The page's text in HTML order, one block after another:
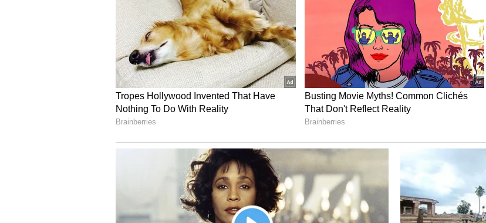
ದೆಹಲಿ ಮುಖ್ಯಮಂತ್ರಿ ವಿರುದ್ಧ ರಾಜೀವ್‌ ಚಂದ್ರಶೇಖರ್‌ ಆಕ್ರೋಶ
ಇನ್ನೊಂದೆಡೆ, ಈ ವಿಡಿಯೋವನ್ನು ಟ್ವೀಟ್‌ ಮಾಡಿಕೊಂಡಿರುವ ಕೇಂದ್ರ ಸಚಿವರಾದ ರಾಜೀವ್‌ ಚಂದ್ರಶೇಖರ್‌,
ರಾಜಕೀಯದಲ್ಲಿ ಪ್ರಾಮಾಣಿಕತೆಯ ಬಗ್ಗೆ ಮಾತನಾಡುವ ರಾಜಕಾರಣಿ ಕೇಜ್ರಿವಾಲ್ ಮದ್ಯ ಉದ್ಯಮದಿಂದ
ಕಮಿಷನ್ ತೆಗೆದುಕೊಳ್ಳುತ್ತಿದ್ದಾರೆ ಎಂಬುದು ಅಸಹ್ಯ ಎಂದು ಆಕ್ರೋಶ ವ್ಯಕ್ತಪಡಿಸಿದ್ದಾರೆ. ಇತ್ತೀಚೆಗೆ ಸಾಮಾಜಿಕ
ಹೋರಾಟಗಾರ ಅಣ್ಣಾ ಹಜಾರೆ ಕೂಡ ಎಎಪಿ ಸರ್ಕಾರದ ವಿರುದ್ಧ ಆಕ್ರೋಶ ವ್ಯಕ್ತಪಡಿಸಿದ್ದರು. ಅಧಿಕಾರದ
ಅಮಲು ನಿಮಗೂ ತಟ್ಟಿತಲ್ಲ ಎಂದು ಕೇಜ್ರಿವಾಲ್‌ ಸರ್ಕಾರದ ಮದ್ಯ ನೀತಿಯ ಬಗ್ಗೆ ಅಣ್ಣಾ ಹಜಾರೆ ಭಾವನಾತ್ಮಕ
ಪತ್ರ ಬರೆದಿದ್ದರು.